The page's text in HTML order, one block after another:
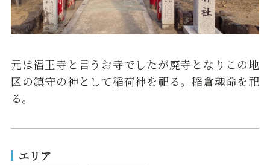
元は福王寺と言うお寺でしたが廃寺となりこの地
区の鎮守の神として稲荷神を祀る。稲倉魂命を祀
る。
エリア